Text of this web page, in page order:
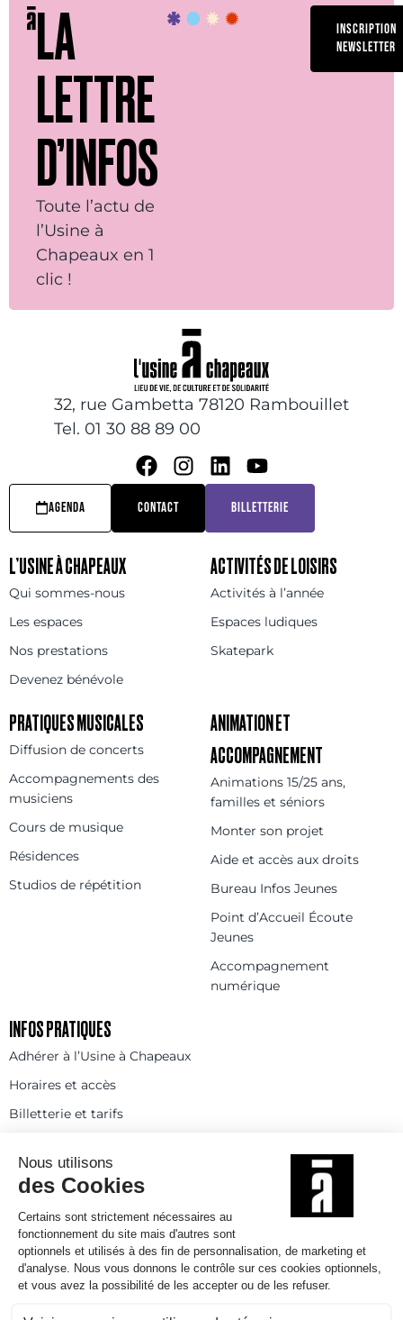
LA
LETTRE
D’INFOS
Toute l’actu de
l’Usine à
Chapeaux en 1
clic !
INSCRIPTION
NEWSLETTER
32, rue Gambetta 78120 Rambouillet
Tel. 01 30 88 89 00
AGENDA CONTACT BILLETTERIE
L’USINE À CHAPEAUX
Qui sommes-nous
Les espaces
Nos prestations
Devenez bénévole
ACTIVITÉS DE LOISIRS
Activités à l’année
Espaces ludiques
Skatepark
PRATIQUES MUSICALES
Diffusion de concerts
Accompagnements des
musiciens
Cours de musique
Résidences
Studios de répétition
ANIMATION ET
ACCOMPAGNEMENT
Animations 15/25 ans,
familles et séniors
Monter son projet
Aide et accès aux droits
Bureau Infos Jeunes
Point d’Accueil Écoute
Jeunes
Accompagnement
numérique
INFOS PRATIQUES
Adhérer à l’Usine à Chapeaux
Horaires et accès
Billetterie et tarifs
Contact
Statuts Règlement intérieur
Partenaires et réseaux
Espace presse
Rejoignez-nous
© 2025
Politique de confidentialité
Mentions légales et crédits